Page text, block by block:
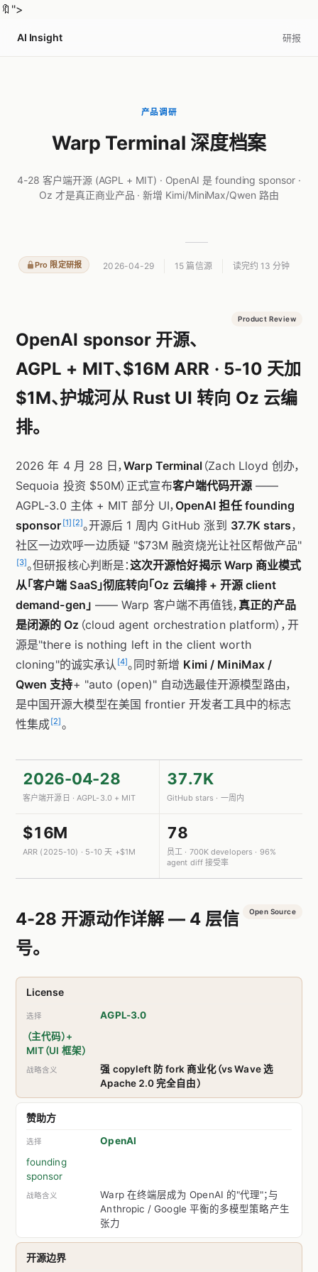
🔖 ">
AI Insight 研报
产品调研
Warp Terminal 深度档案
4-28 客户端开源 (AGPL + MIT) · OpenAI 是 founding sponsor ·
Oz 才是真正商业产品 · 新增 Kimi/MiniMax/Qwen 路由
Pro 限定研报 2026-04-29 15 篇信源 读完约 13 分钟
Product Review
OpenAI sponsor 开源、
AGPL + MIT、$16M ARR · 5-10 天加
$1M、护城河从 Rust UI 转向 Oz 云编
排。
2026 年 4 月 28 日，Warp Terminal （Zach Lloyd 创办，
Sequoia 投资 $50M）正式宣布客户端代码开源 ——
AGPL-3.0 主体 + MIT 部分 UI， OpenAI 担任 founding
sponsor [1] [2]。开源后 1 周内 GitHub 涨到 37.7K stars，
社区一边欢呼一边质疑 "$73M 融资烧光让社区帮做产品"
[3]。但研报核心判断是：这次开源恰好揭示 Warp 商业模式
从「客户端 SaaS」彻底转向「Oz 云编排 + 开源 client
demand-gen」 —— Warp 客户端不再值钱， 真正的产品
是闭源的 Oz （cloud agent orchestration platform），开
源是"there is nothing left in the client worth
cloning"的诚实承认 [4]。同时新增 Kimi / MiniMax /
Qwen 支持+ "auto (open)" 自动选最佳开源模型路由，
是中国开源大模型在美国 frontier 开发者工具中的标志
性集成[2]。
2026-04-28
客户端开源日 · AGPL-3.0 + MIT
37.7K
GitHub stars · 一周内
$16M
ARR (2025-10) · 5-10 天 +$1M
78
员工 · 700K developers · 96%
agent diff 接受率
Open Source
4-28 开源动作详解 — 4 层信
号。
License
AGPL-3.0
（主代码）+
MIT（UI 框架）
强 copyleft 防 fork 商业化（vs Wave 选
Apache 2.0 完全自由）
赞助方
OpenAI
founding
sponsor
Warp 在终端层成为 OpenAI 的"代理"；与
Anthropic / Google 平衡的多模型策略产生
张力
开源边界